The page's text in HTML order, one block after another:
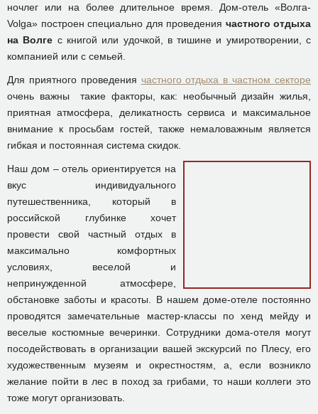
ночлег или на более длительное время. Дом-отель «Волга-
Volga» построен специально для проведения частного отдыха
на Волге с книгой или удочкой, в тишине и умиротворении, с
компанией или с семьей.
Для приятного проведения частного отдыха в частном секторе
очень важны такие факторы, как: необычный дизайн жилья,
приятная атмосфера, деликатность сервиса и максимальное
внимание к просьбам гостей, также немаловажным является
гибкая и постоянная система скидок.
Наш дом – отель ориентируется на
вкус индивидуального
путешественника, который в
российской глубинке хочет
провести свой частный отдых в
максимально комфортных
условиях, веселой и
непринужденной атмосфере,
обстановке заботы и красоты. В нашем доме-отеле постоянно
проводятся замечательные мастер-классы по хенд мейду и
веселые костюмные вечеринки. Сотрудники дома-отеля могут
посодействовать в организации вашей экскурсий по Плесу, его
художественным музеям и окрестностям, а, если возникло
желание пойти в лес в поход за грибами, то наши коллеги это
тоже могут организовать.